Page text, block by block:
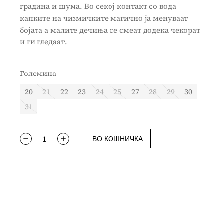
градина и шума. Во секој контакт со вода
капките на чизмичките магично ја менуваат
бојата а малите дечиња се смеат додека чекорат
и ги гледаат.
Големина
20
21 22 23 24 25 27 28 29
30
31
ВО КОШНИЧКА